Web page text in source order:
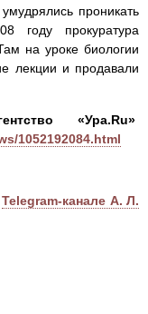
проникать
прокуратура
на уроке биологии
лекции и продавали
«Ура.Ru»
1052192084.html
Telegram-канале А. Л.